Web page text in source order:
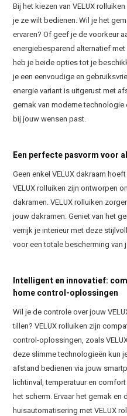
Bij het kiezen van VELUX
je ze wilt bedienen. Wil je het
ervaren? Of geef je de voorkeur
energiebesparend alternatief
heb je beide opties tot je
je een eenvoudige en
energie variant is uitgerust met
gemak van moderne
bij jouw wensen past.
Een perfecte pasvorm voor
Geen enkel VELUX dakraam
VELUX rolluiken zijn ontworpen
dakramen. VELUX rolluiken
jouw dakramen. Geniet van het
verrijk je interieur met deze
voor een totale bescherming van
Intelligent en innovatief:
home control-oplossingen
Wil je de controle over jouw
tillen? VELUX rolluiken zijn
control-oplossingen, zoals
deze slimme technologieën kun
afstand bedienen via jouw
lichtinval, temperatuur en
het scherm. Ervaar het gemak
huisautomatisering met VELUX